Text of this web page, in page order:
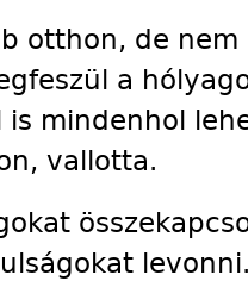
otthon, de
a
is mindenhol
vallotta.